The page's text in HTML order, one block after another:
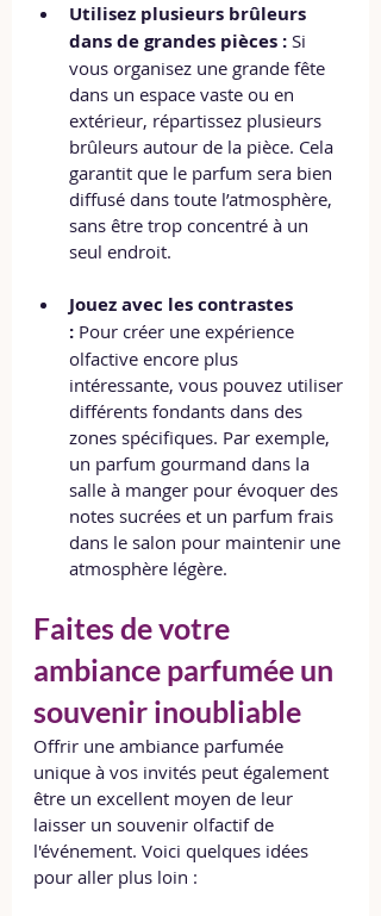
Utilisez plusieurs brûleurs
dans de grandes pièces : Si
vous organisez une grande fête
dans un espace vaste ou en
extérieur, répartissez plusieurs
brûleurs autour de la pièce. Cela
garantit que le parfum sera bien
diffusé dans toute l’atmosphère,
sans être trop concentré à un
seul endroit.
Jouez avec les contrastes
: Pour créer une expérience
olfactive encore plus
intéressante, vous pouvez utiliser
différents fondants dans des
zones spécifiques. Par exemple,
un parfum gourmand dans la
salle à manger pour évoquer des
notes sucrées et un parfum frais
dans le salon pour maintenir une
atmosphère légère.
Faites de votre
ambiance parfumée un
souvenir inoubliable
Offrir une ambiance parfumée
unique à vos invités peut également
être un excellent moyen de leur
laisser un souvenir olfactif de
l'événement. Voici quelques idées
pour aller plus loin :